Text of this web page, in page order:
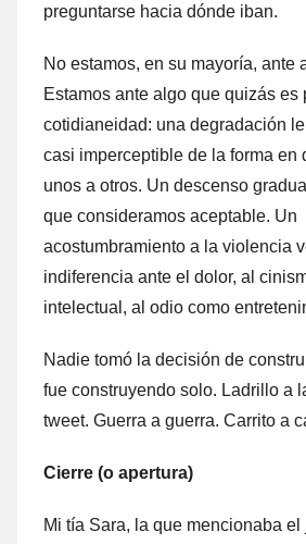
preguntarse hacia dónde iban.
No estamos, en su mayoría, ante
Estamos ante algo que quizás es
cotidianeidad: una degradación
casi imperceptible de la forma en
unos a otros. Un descenso
que consideramos aceptable. Un
acostumbramiento a la violencia
indiferencia ante el dolor, al
intelectual, al odio como
Nadie tomó la decisión de
fue construyendo solo. Ladrillo a
tweet. Guerra a guerra. Carrito a
Cierre (o apertura)
Mi tía Sara, la que mencionaba